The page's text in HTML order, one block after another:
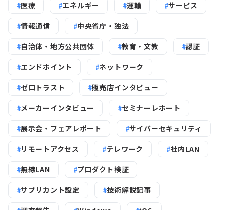
医療 エネルギー 運輸 サービス
情報通信 中央省庁・独法
自治体・地方公共団体 教育・文教 認証
エンドポイント ネットワーク
ゼロトラスト 販売店インタビュー
メーカーインタビュー セミナーレポート
展示会・フェアレポート サイバーセキュリティ
リモートアクセス テレワーク 社内LAN
無線LAN プロダクト検証
サプリカント設定 技術解説記事